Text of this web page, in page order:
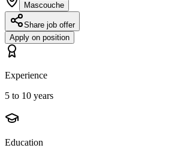
Mascouche
Share job offer
Apply on position
Experience
5 to 10 years
Education